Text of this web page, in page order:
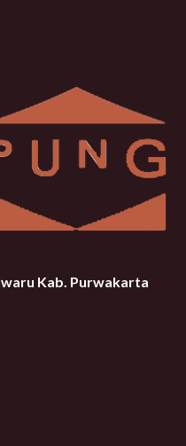
Kab. Purwakarta